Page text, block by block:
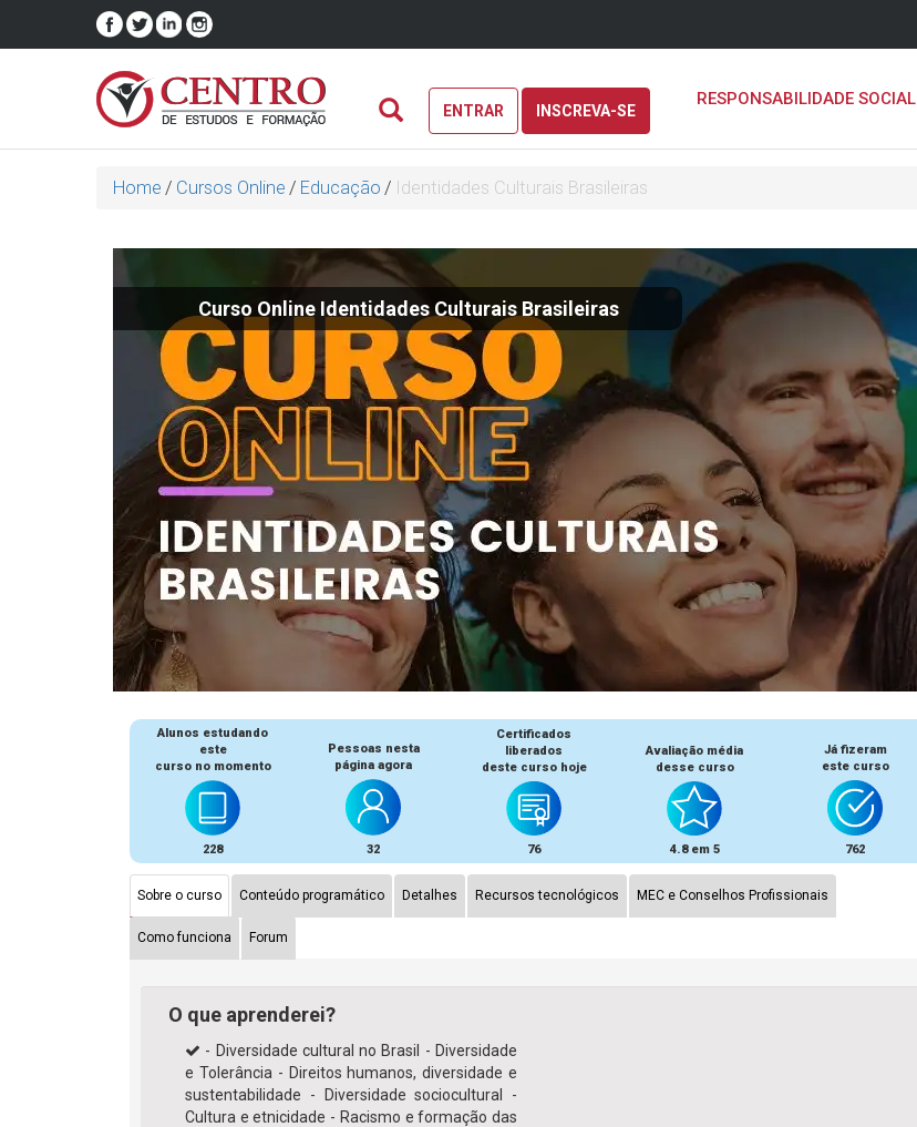
ENTRAR INSCREVA-SE
RESPONSABILIDADE SOCIAL
Home / Cursos Online / Educação / Identidades Culturais Brasileiras
Curso Online Identidades Culturais Brasileiras
Alunos estudando
este
curso no momento
228
Pessoas nesta
página agora
32
Certificados
liberados
deste curso hoje
76
Avaliação média
desse curso
4.8 em 5
Já fizeram
este curso
762
Sobre o curso Conteúdo programático Detalhes Recursos tecnológicos MEC e Conselhos Profissionais
Como funciona Forum
O que aprenderei?
- Diversidade cultural no Brasil - Diversidade
e Tolerância - Direitos humanos, diversidade e
sustentabilidade - Diversidade sociocultural -
Cultura e etnicidade - Racismo e formação das